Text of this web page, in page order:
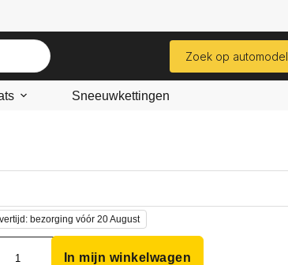
Zoek op automodel
Sneeuwkettingen
bezorging vóór 20 August
In mijn winkelwagen